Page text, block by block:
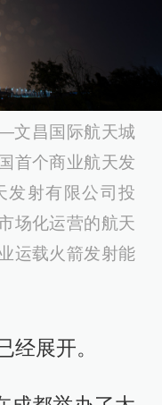
文昌国际航天城
首个商业航天发
发射有限公司投
场化运营的航天
运载火箭发射能
经展开。